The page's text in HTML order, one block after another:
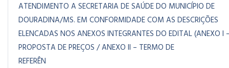
ATENDIMENTO A SECRETARIA DE SAÚDE DO MUNICÍPIO DE
DOURADINA/MS. EM CONFORMIDADE COM AS DESCRIÇÕES
ELENCADAS NOS ANEXOS INTEGRANTES DO EDITAL (ANEXO I
PROPOSTA DE PREÇOS / ANEXO II – TERMO DE
REFERÊN